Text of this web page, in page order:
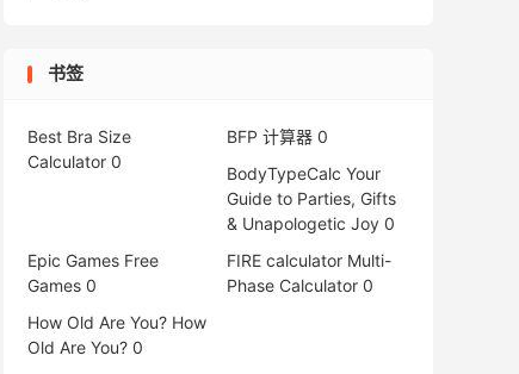
书签
Best Bra Size
Calculator 0
BFP 计算器 0
BodyTypeCalc Your
Guide to Parties, Gifts
& Unapologetic Joy 0
Epic Games Free
Games 0
FIRE calculator Multi-
Phase Calculator 0
How Old Are You? How
Old Are You? 0